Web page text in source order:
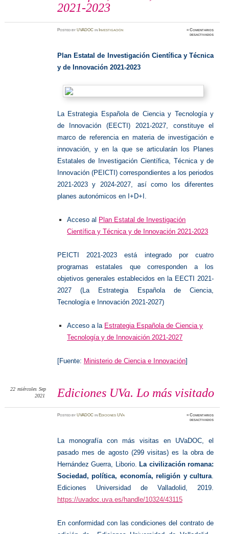
2021-2023
PostedbyUVADOC inInvestigación ≈Comentarios
desactivadosen
técnica,
Plan Estatal de Investigación Científica y Técnica
y de Innovación 2021-2023
La Estrategia Española de Ciencia y Tecnología y
de Innovación (EECTI) 2021-2027, constituye el
marco de referencia en materia de investigación e
innovación, y en la que se articularán los Planes
Estatales de Investigación Científica, Técnica y de
Innovación (PEICTI) correspondientes a los periodos
2021-2023 y 2024-2027, así como los diferentes
planes autonómicos en I+D+I.
Acceso al Plan Estatal de Investigación
Científica y Técnica y de Innovación 2021-2023
PEICTI 2021-2023 está integrado por cuatro
programas estatales que corresponden a los
objetivos generales establecidos en la EECTI 2021-
2027 (La Estrategia Española de Ciencia,
Tecnología e Innovación 2021-2027)
Acceso a la Estrategia Española de Ciencia y
Tecnología y de Innovaición 2021-2027
[Fuente: Ministerio de Ciencia e Innovación]
Ediciones UVa. Lo más visitado
22 miércoles Sep
2021
PostedbyUVADOC in Ediciones UVa ≈Comentarios
desactivadosen
La monografía con más visitas en UVaDOC, el
pasado mes de agosto (299 visitas) es la obra de
Hernández Guerra, Liborio.
La civilización romana:
Sociedad, política, economía, religión y cultura
Ediciones Universidad de Valladolid, 2019.
https://uvadoc.uva.es/handle/10324/43115
En conformidad con las condiciones del contrato de